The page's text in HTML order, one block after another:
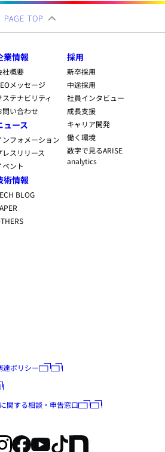
PAGE TOP
達ポリシー
関する相談・申告窓口
業情報
社概要
メッセージ
ステナビリティ
問い合わせ
ュース
ンフォメーション
レスリリース
ベント
術情報
BLOG
採用
新卒採用
中途採用
社員インタビュー
成長支援
キャリア開発
働く環境
数字で見るARISE
analytics